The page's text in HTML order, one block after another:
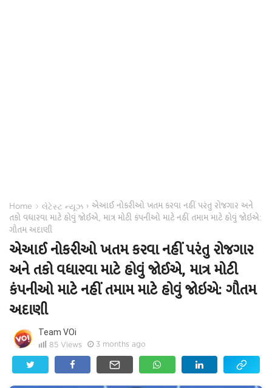
Home › લેટેસ્ટ ન્યૂઝ › એઆઈ નોકરીઓ ખતમ કરવા નહીં પરંતુ રોજગાર અને
તકો વધારવા માટે હોવું જોઈએ, માત્ર મોટી કંપનીઓ માટે નહીં તમામ માટે હોવું જોઇએ:
ગૌતમ અદાણી
એઆઈ નોકરીઓ ખતમ કરવા નહીં પરંતુ રોજગાર
અને તકો વધારવા માટે હોવું જોઈએ, માત્ર મોટી
કંપનીઓ માટે નહીં તમામ માટે હોવું જોઇએ: ગૌતમ
અદાણી
Team VOi
85 Views 3 months ago